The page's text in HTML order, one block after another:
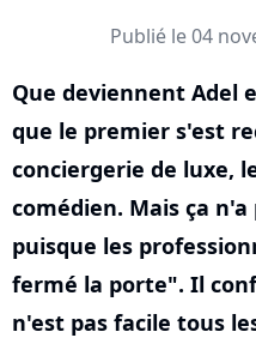
Publié le 04
Que deviennent Adel
que le premier s'est
conciergerie de luxe,
comédien. Mais ça
puisque les
fermé la porte". Il
n'est pas facile tous